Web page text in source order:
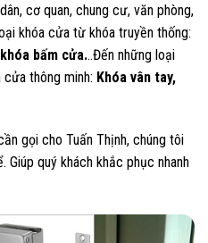
cơ quan, chung cư, văn phòng,
khóa cửa từ khóa truyền thống:
bấm cửa...Đến những loại
cửa thông minh: Khóa vân tay,
gọi cho Tuấn Thịnh, chúng tôi
Giúp quý khách khắc phục nhanh